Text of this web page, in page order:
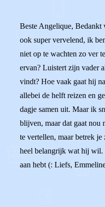
Beste Angelique,
ook super vervelend, ik
niet op te wachten zo ver
ervan? Luistert zijn vader
vindt? Hoe vaak gaat hij
allebei de helft reizen en
dagje samen uit. Maar ik
blijven, maar dat gaat nou
te vertellen, maar betrek
heel belangrijk wat hij wil.
aan hebt (: Liefs,